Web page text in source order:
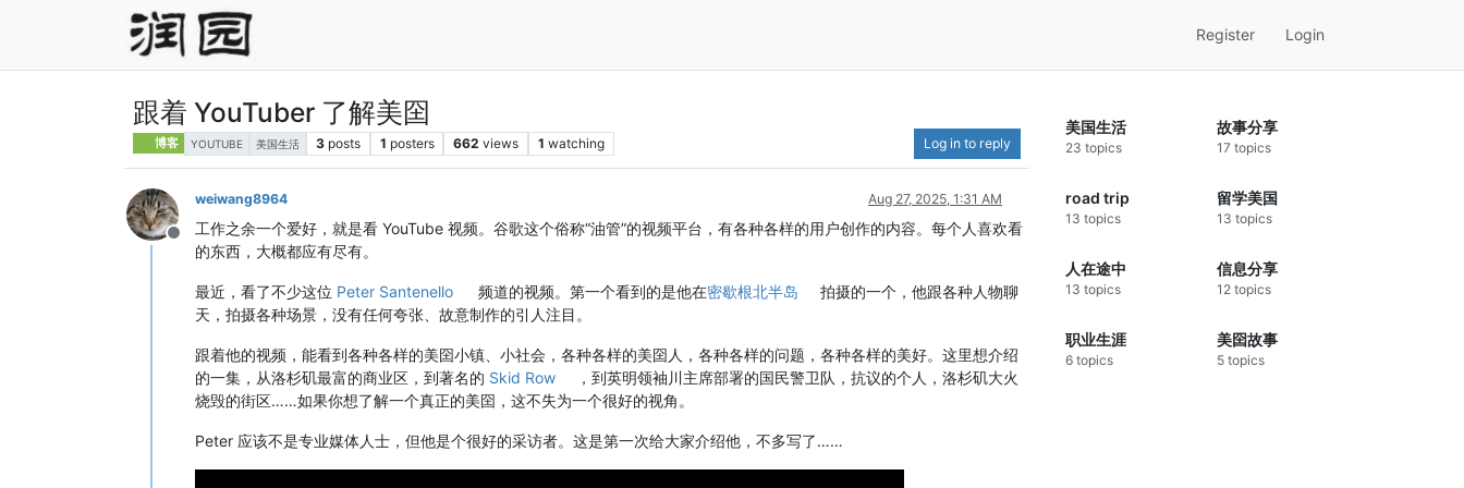
Register Login
跟着 YouTuber 了解美囶
博客 YOUTUBE 美国生活 3 posts 1 posters 662 views 1 watching Log in to reply
Offline
weiwang8964 Aug 27, 2025, 1:31 AM
工作之余一个爱好，就是看 YouTube 视频。谷歌这个俗称“油管”的视频平台，有各种各样的用户创作的内容。每个人喜欢看
的东西，大概都应有尽有。
最近，看了不少这位 Peter Santenello 频道的视频。第一个看到的是他在密歇根北半岛
拍摄的一个，他跟各种人物聊
天，拍摄各种场景，没有任何夸张、故意制作的引人注目。
跟着他的视频，能看到各种各样的美囶小镇、小社会，各种各样的美囶人，各种各样的问题，各种各样的美好。这里想介绍
的一集，从洛杉矶最富的商业区，到著名的 Skid Row
，到英明领袖川主席部署的国民警卫队，抗议的个人，洛杉矶大火
烧毁的街区……如果你想了解一个真正的美囶，这不失为一个很好的视角。
Peter 应该不是专业媒体人士，但他是个很好的采访者。这是第一次给大家介绍他，不多写了……
美国生活
23 topics
故事分享
17 topics
road trip
13 topics
留学美国
13 topics
人在途中
13 topics
信息分享
12 topics
职业生涯
6 topics
美囶故事
5 topics